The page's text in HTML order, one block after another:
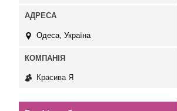
Одеса, Україна
Красива Я